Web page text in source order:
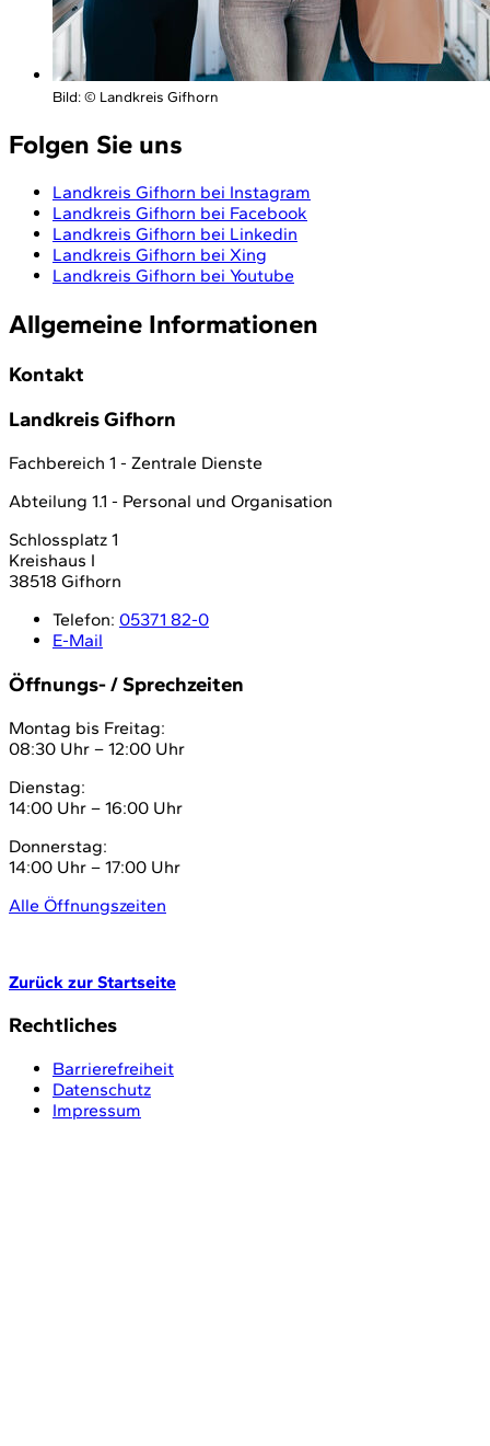
Bild:© Landkreis Gifhorn
Folgen Sie uns
Landkreis Gifhorn bei Instagram
Landkreis Gifhorn bei Facebook
Landkreis Gifhorn bei Linkedin
Landkreis Gifhorn bei Xing
Landkreis Gifhorn bei Youtube
Allgemeine Informationen
Kontakt
Landkreis Gifhorn
Fachbereich 1 - Zentrale Dienste
Abteilung 1.1 - Personal und Organisation
Schlossplatz 1
Kreishaus I
38518 Gifhorn
Telefon: 05371 82-0
E-Mail
Öffnungs- / Sprechzeiten
Montag bis Freitag:
08:30 Uhr – 12:00 Uhr
Dienstag:
14:00 Uhr – 16:00 Uhr
Donnerstag:
14:00 Uhr – 17:00 Uhr
Alle Öffnungszeiten
Zurück zur Startseite
Rechtliches
Barrierefreiheit
Datenschutz
Impressum